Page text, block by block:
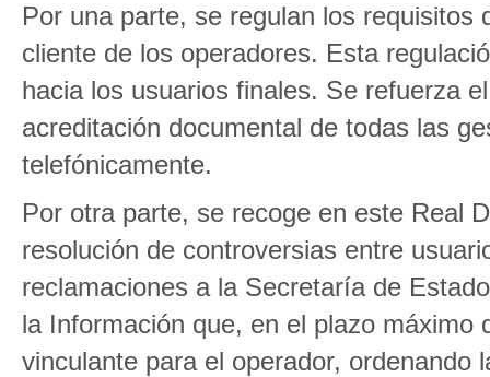
Por una parte, se regulan los
cliente de los operadores. Esta
hacia los usuarios finales. Se refuerza
acreditación documental de todas las
telefónicamente.
Por otra parte, se recoge en este Real
resolución de controversias entre
reclamaciones a la Secretaría de
la Información que, en el plazo
vinculante para el operador, ordenando